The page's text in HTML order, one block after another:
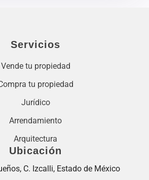
Servicios
Vende tu propiedad
tu propiedad
Jurídico
Arrendamiento
Arquitectura
Ubicación
C. Izcalli, Estado de México